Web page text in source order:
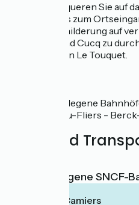
Berck durchqueren Sie auf
Radwegen bis zum
Sie der Beschilderung auf
Merlimont und Cucq zu
Radwegen von Le Touquet.
Nahegelegene
Rang-du-Fliers -
Züge und
Nächstgelegene SNCF-
Dannes - Camiers